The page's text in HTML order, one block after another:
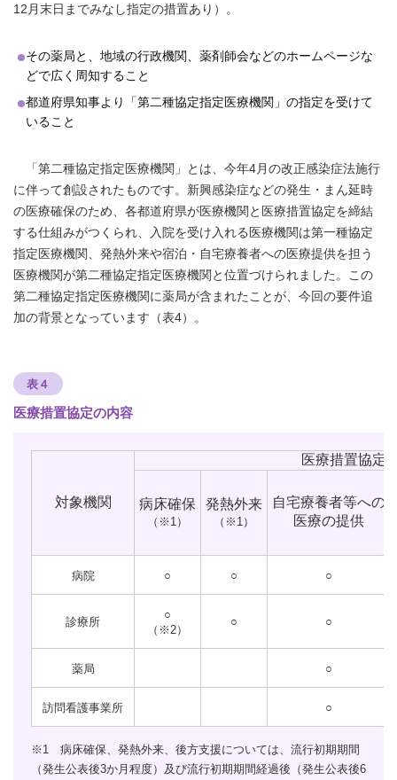
12月末日までみなし指定の措置あり）。
その薬局と、地域の行政機関、薬剤師会などのホームページな
どで広く周知すること
都道府県知事より「第二種協定指定医療機関」の指定を受けて
いること
「第二種協定指定医療機関」とは、今年4月の改正感染症法施行
に伴って創設されたものです。新興感染症などの発生・まん延時
の医療確保のため、各都道府県が医療機関と医療措置協定を締結
する仕組みがつくられ、入院を受け入れる医療機関は第一種協定
指定医療機関、発熱外来や宿泊・自宅療養者への医療提供を担う
医療機関が第二種協定指定医療機関と位置づけられました。この
第二種協定指定医療機関に薬局が含まれたことが、今回の要件追
加の背景となっています（表4）。
表４
医療措置協定の内容
対象機関
医療措置協定
病床確保
（※1）
発熱外来
（※1）
自宅療養者等への
医療の提供
病院 ○ ○ ○
診療所
○
（※2）
○ ○
薬局 ○
訪問看護事業所 ○
※1 病床確保、発熱外来、後方支援については、流行初期期間
（発生公表後3か月程度）及び流行初期期間経過後（発生公表後6